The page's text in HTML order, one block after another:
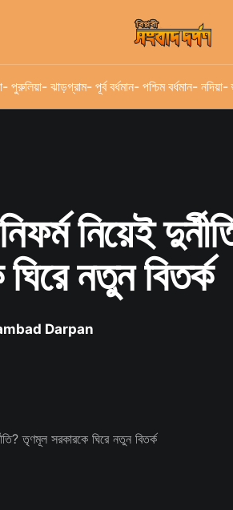
- পুরুলিয়া- ঝাড়গ্রাম- পূর্ব বর্ধমান- পশ্চিম বর্ধমান- নদিয়া-
নিয়েই
নতুন বিতর্ক
Darpan